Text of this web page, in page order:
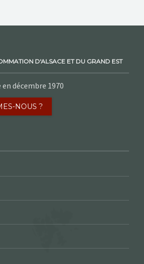
D'ALSACE ET DU GRAND EST
décembre 1970
NOUS ?